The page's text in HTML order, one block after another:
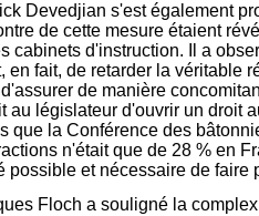
Devedjian s'est également
de cette mesure étaient
cabinets d'instruction. Il a
en fait, de retarder la véritable
de manière
au législateur d'ouvrir un droit
que la Conférence des
n'était que de 28 % en
possible et nécessaire de faire
Floch a souligné la